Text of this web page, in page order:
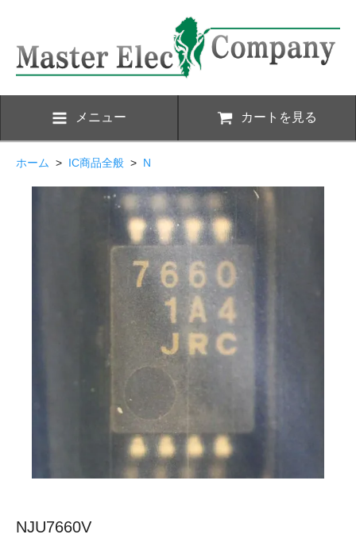
メニュー カートを見る
ホーム > IC商品全般 > N
NJU7660V